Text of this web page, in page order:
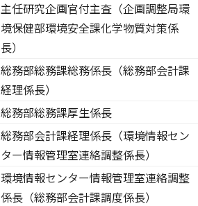
主任研究企画官付主査（企画調整局環
境保健部環境安全課化学物質対策係
長）
総務部総務課総務係長（総務部会計課
経理係長）
総務部総務課厚生係長
総務部会計課経理係長（環境情報セン
ター情報管理室連絡調整係長）
環境情報センター情報管理室連絡調整
係長（総務部会計課調度係長）